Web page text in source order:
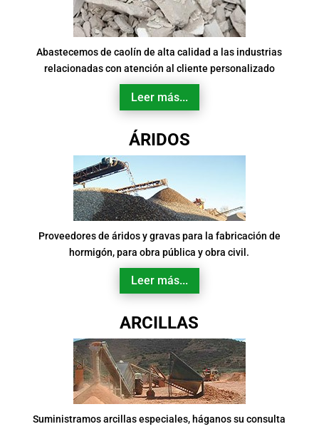
Abastecemos de caolín de alta calidad a las industrias
relacionadas con atención al cliente personalizado
Leer más...
ÁRIDOS
Proveedores de áridos y gravas para la fabricación de
hormigón, para obra pública y obra civil.
Leer más...
ARCILLAS
Suministramos arcillas especiales, háganos su consulta